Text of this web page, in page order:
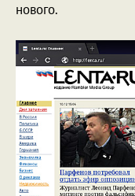
нового.